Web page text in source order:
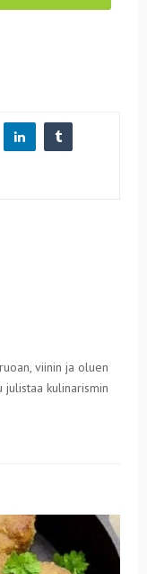
viinin ja oluen
julistaa kulinarismin